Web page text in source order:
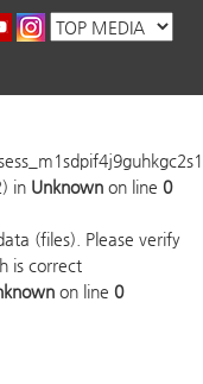
in Unknown on line 0
(files). Please verify
is correct
on line 0